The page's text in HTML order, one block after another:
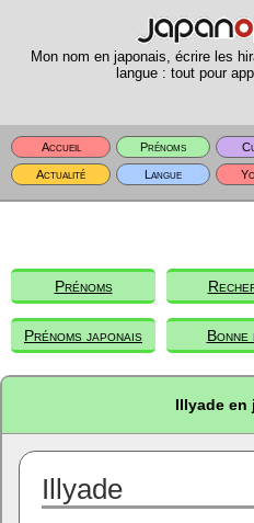
Mon nom en japonais, écrire les
langue : tout pour
Accueil Prénoms
Actualité
Langue
Prénoms
Prénoms japonais
Illyade en
Illyade